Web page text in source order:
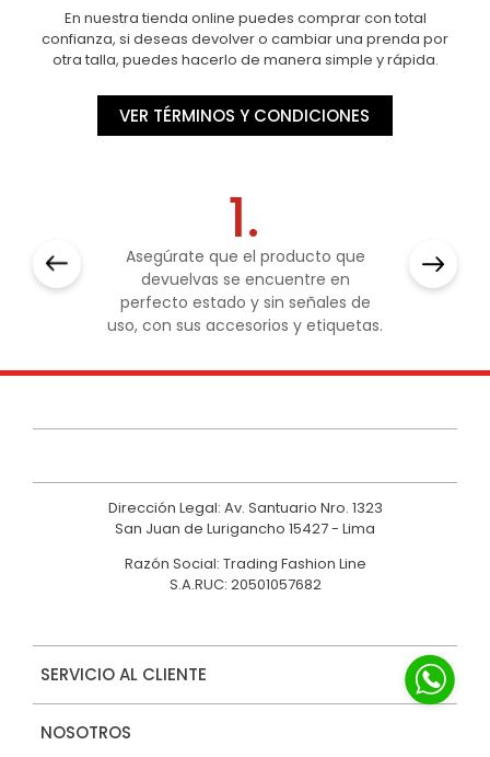
En nuestra tienda online puedes comprar con total
confianza, si deseas devolver o cambiar una prenda por
otra talla, puedes hacerlo de manera simple y rápida.
VER TÉRMINOS Y CONDICIONES
1.
Asegúrate que el producto que
devuelvas se encuentre en
perfecto estado y sin señales de
uso, con sus accesorios y etiquetas.
Dirección Legal: Av. Santuario Nro. 1323
San Juan de Lurigancho 15427 - Lima
Razón Social: Trading Fashion Line
S.A.RUC: 20501057682
SERVICIO AL CLIENTE
NOSOTROS